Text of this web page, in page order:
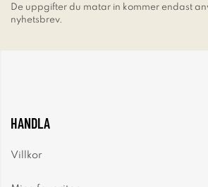
De uppgifter du matar in kommer endast
nyhetsbrev.
HANDLA
Villkor